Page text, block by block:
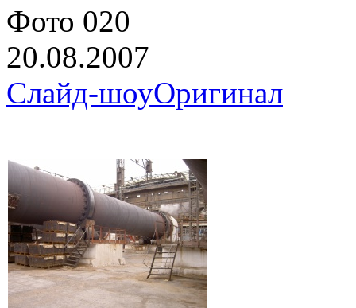
Фото 020
20.08.2007
Слайд-шоуОригинал